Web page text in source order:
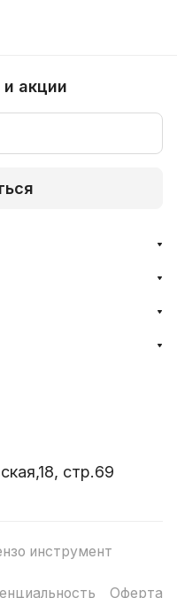
и акции
стр.69
инструмент
Оферта